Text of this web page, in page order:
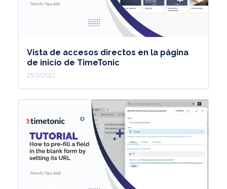
Vista de accesos directos en la página
de inicio de TimeTonic
25/3/2022